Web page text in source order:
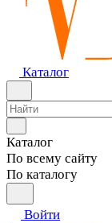
Каталог
Каталог
По всему сайту
По каталогу
Войти